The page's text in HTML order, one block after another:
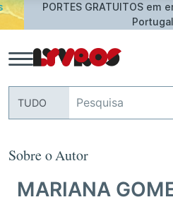
PORTES GRATUITOS em
Portugal
TUDO
Sobre o Autor
MARIANA